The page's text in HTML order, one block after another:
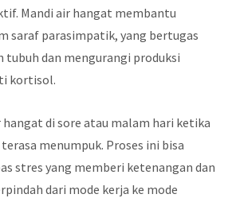
Mandi air hangat membantu
saraf parasimpatik, yang bertugas
tubuh dan mengurangi produksi
kortisol.
hangat di sore atau malam hari ketika
menumpuk. Proses ini bisa
stres yang memberi ketenangan dan
dari mode kerja ke mode